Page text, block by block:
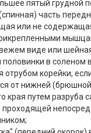
пятый грудной
часть
или не
виде или
половинки в соленом
отрубом корейки,
от нижней
края путем разруба
проходящей